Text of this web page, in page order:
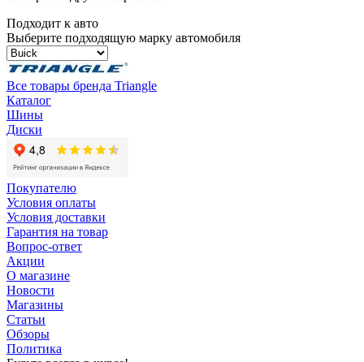
Подходит к авто
Выберите подходящую марку автомобиля
Все товары бренда Triangle
Каталог
Шины
Диски
Покупателю
Условия оплаты
Условия доставки
Гарантия на товар
Вопрос-ответ
Акции
О магазине
Новости
Магазины
Статьи
Обзоры
Политика